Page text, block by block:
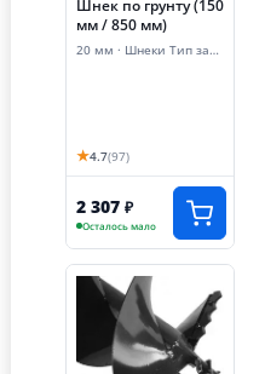
Шнек по грунту (150
мм / 850 мм)
20 мм · Шнеки Тип запчасти
★4.7(97)
2 307 ₽
Осталось мало